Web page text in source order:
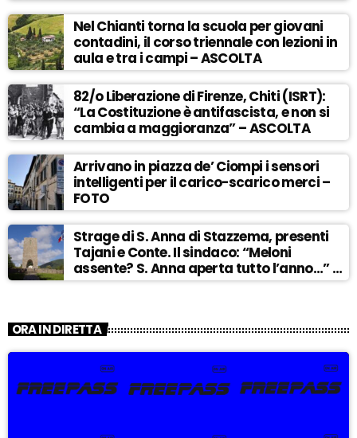
Nel Chianti torna la scuola per giovani
contadini, il corso triennale con lezioni in
aula e tra i campi – ASCOLTA
82/o Liberazione di Firenze, Chiti (ISRT):
“La Costituzione è antifascista, e non si
cambia a maggioranza” – ASCOLTA
Arrivano in piazza de’ Ciompi i sensori
intelligenti per il carico-scarico merci –
FOTO
Strage di S. Anna di Stazzema, presenti
Tajani e Conte. Il sindaco: “Meloni
assente? S. Anna aperta tutto l’anno…” –
ASCOLTA
ORA IN DIRETTA